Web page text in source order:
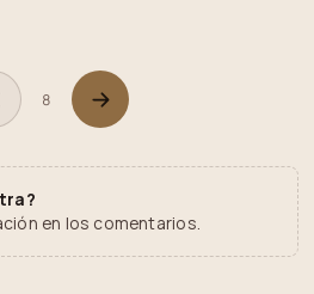
8
en los comentarios.